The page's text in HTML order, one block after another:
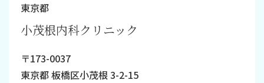
東京都
小茂根内科クリニック
〒173-0037
東京都 板橋区小茂根 3-2-15